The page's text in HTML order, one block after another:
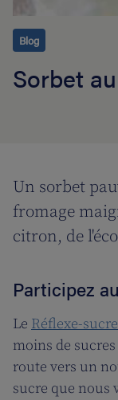
Blog
Sorbet
Un sorbet
fromage
citron, de
Participez
Le Réflexe-sucre
moins de
route vers un
sucre que nous